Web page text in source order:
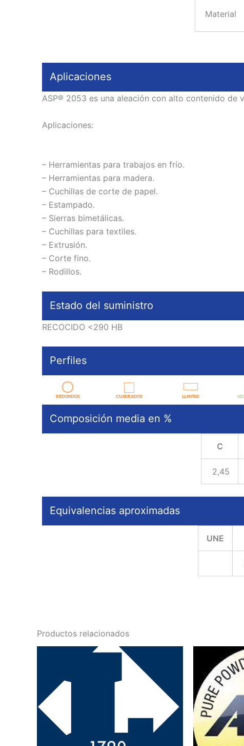
Material
Aplicaciones
ASP® 2053 es una aleación con alto contenido de
Aplicaciones:
– Herramientas para trabajos en frío.
– Herramientas para madera.
– Cuchillas de corte de papel.
– Estampado.
– Sierras bimetálicas.
– Cuchillas para textiles.
– Extrusión.
– Corte fino.
– Rodillos.
Estado del suministro
RECOCIDO <290 HB
Perfiles
Composición media en %
C
2,45
Equivalencias aproximadas
UNE
Productos relacionados